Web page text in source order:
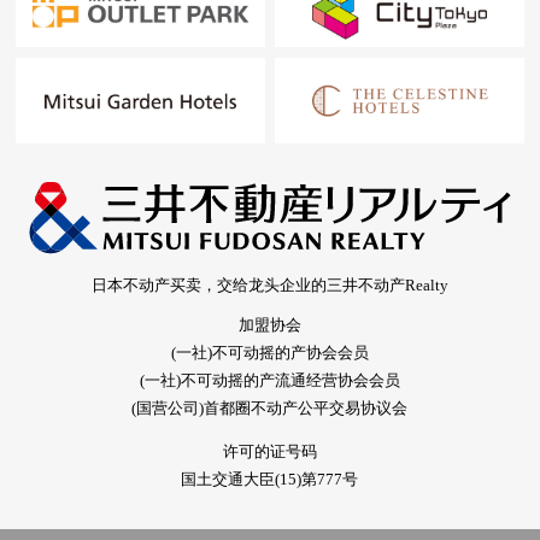
日本不动产买卖，交给龙头企业的三井不动产Realty
加盟协会
(一社)不可动摇的产协会会员
(一社)不可动摇的产流通经营协会会员
(国营公司)首都圈不动产公平交易协议会
许可的证号码
国土交通大臣(15)第777号